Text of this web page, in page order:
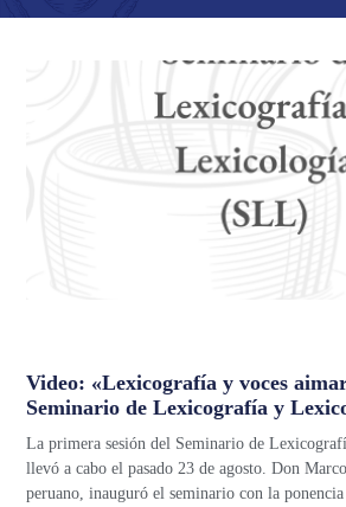
Video: «Lexicografía y voces
Seminario de Lexicografía y
La primera sesión del Seminario de
llevó a cabo el pasado 23 de agosto. Don
peruano, inauguró el seminario con la